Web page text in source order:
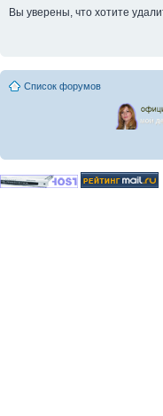
Вы уверены, что хотите
Список форумов